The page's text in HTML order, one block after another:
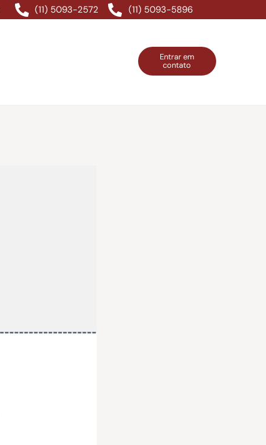
(11) 5093-2572 (11) 5093-5896
Entrar em
contato